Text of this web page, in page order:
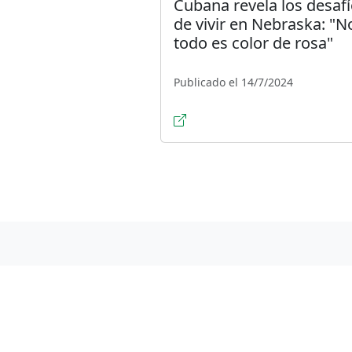
Cubana revela los
de vivir en Nebraska:
todo es color de rosa"
Publicado el 14/7/2024